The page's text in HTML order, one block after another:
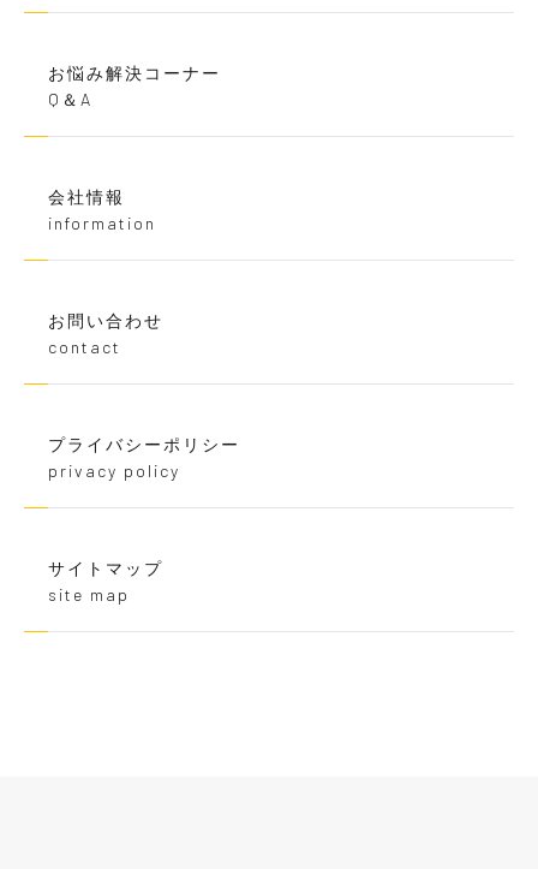
お悩み解決コーナー
Q＆A
会社情報
information
お問い合わせ
contact
プライバシーポリシー
privacy policy
サイトマップ
site map